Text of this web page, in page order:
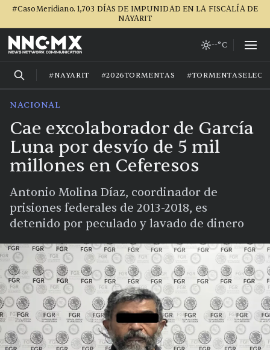
#CasoMeridiano. 1,703 DÍAS DE IMPUNIDAD EN LA FISCALÍA DE
NAYARIT
--°C
#NAYARIT #2026TORMENTAS
NACIONAL
Cae excolaborador de García
Luna por desvío de 5 mil
millones en Ceferesos
Antonio Molina Díaz, coordinador de
prisiones federales de 2013-2018, es
detenido por peculado y lavado de dinero